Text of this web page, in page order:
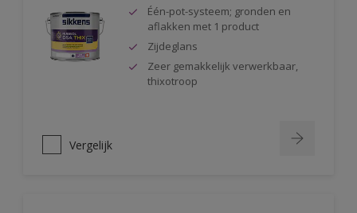
Één-pot-systeem; gronden en
aflakken met 1 product
Zijdeglans
Zeer gemakkelijk verwerkbaar,
thixotroop
Vergelijk